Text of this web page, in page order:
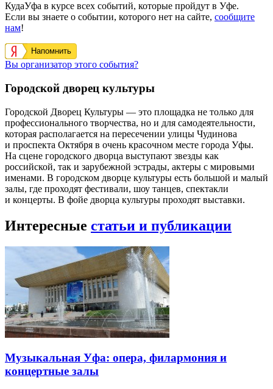
КудаУфа в курсе всех событий, которые пройдут в Уфе.
Если вы знаете о событии, которого нет на сайте, сообщите
нам!
Напомнить
Вы организатор этого события?
Городской дворец культуры
Городской Дворец Культуры — это площадка не только для
профессионального творчества, но и для самодеятельности,
которая располагается на пересечении улицы Чудинова
и проспекта Октября в очень красочном месте города Уфы.
На сцене городского дворца выступают звезды как
российской, так и зарубежной эстрады, актеры с мировыми
именами. В городском дворце культуры есть большой и малый
залы, где проходят фестивали, шоу танцев, спектакли
и концерты. В фойе дворца культуры проходят выставки.
Интересные статьи и публикации
Музыкальная Уфа: опера, филармония и
концертные залы